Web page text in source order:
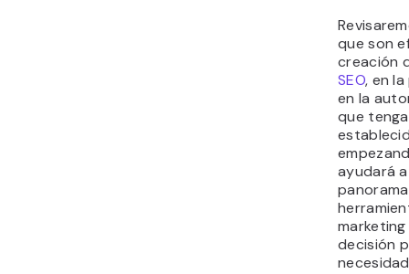
que son
creación
SEO, en
en la
que
ayudará
decisión